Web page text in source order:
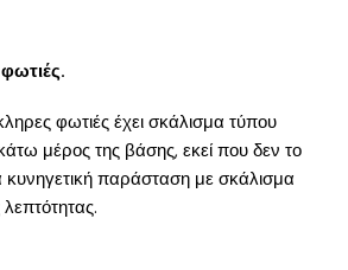
φωτιές έχει σκάλισμα τύπου
μέρος της βάσης, εκεί που δεν το
κυνηγετική παράσταση με σκάλισμα